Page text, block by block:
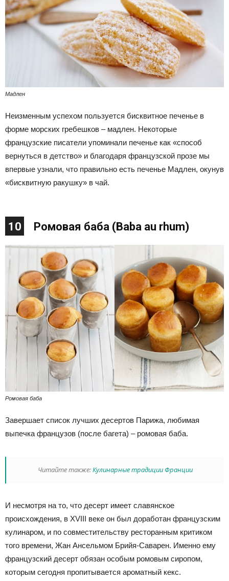
Мадлен
Неизменным успехом пользуется бисквитное печенье в
форме морских гребешков – мадлен. Некоторые
французские писатели упоминали печенье как «способ
вернуться в детство» и благодаря французской прозе мы
впервые узнали, что правильно есть печенье Мадлен, окунув
«бисквитную ракушку» в чай.
10 Ромовая баба (Baba au rhum)
Ромовая баба
Завершает список лучших десертов Парижа, любимая
выпечка французов (после багета) – ромовая баба.
Читайте также:Кулинарные традиции Франции
И несмотря на то, что десерт имеет славянское
происхождения, в XVIII веке он был доработан французским
кулинаром, и по совместительству ресторанным критиком
того времени, Жан Ансельмом Брийя-Саварен. Именно ему
французский десерт обязан особым ромовым сиропом,
которым сегодня пропитывается ароматный кекс.